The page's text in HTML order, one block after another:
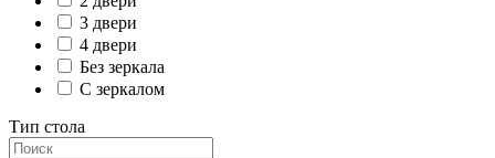
3 двери
4 двери
Без зеркала
С зеркалом
Тип стола